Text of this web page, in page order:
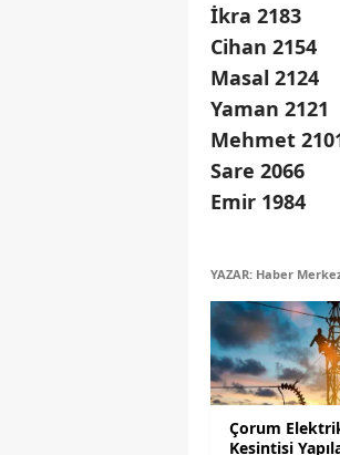
İkra 2183
Cihan 2154
Masal 2124
Yaman 2121
Mehmet
Sare 2066
Emir 1984
YAZAR: Haber
Çorum
Kesintisi